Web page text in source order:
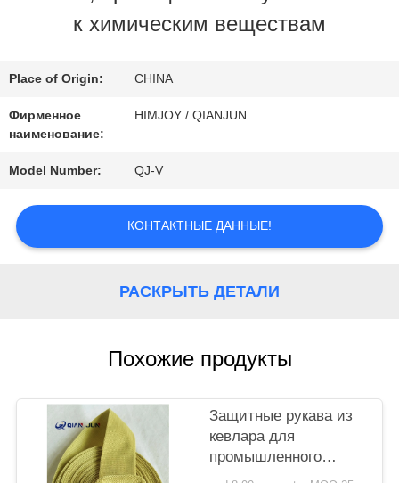
ФАБРИКА
КОНТРОЛЬ
КАЧЕСТВА
КОНТАКТНЫЕ
ДАННЫЕ
НОВОСТИ
ОТПРАВИТЬ
КАРТА
к химическим веществам
Place of Origin: CHINA
Фирменное
наименование:
HIMJOY / QIANJUN
Model Number: QJ-V
КОНТАКТНЫЕ ДАННЫЕ!
РАСКРЫТЬ ДЕТАЛИ
Похожие продукты
Защитные рукава из
кевлара для
промышленного
использования